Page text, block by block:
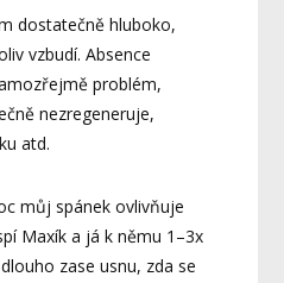
dostatečně hluboko,
vzbudí. Absence
problém,
nezregeneruje,
atd.
můj spánek ovlivňuje
Maxík a já k němu 1–3x
zase usnu, zda se